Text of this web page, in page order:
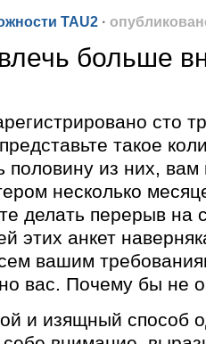
TAU2 ·
больше
сто
такое
половину из них, вам
несколько
делать перерыв на
этих анкет
вашим
вас. Почему бы не
и изящный способ